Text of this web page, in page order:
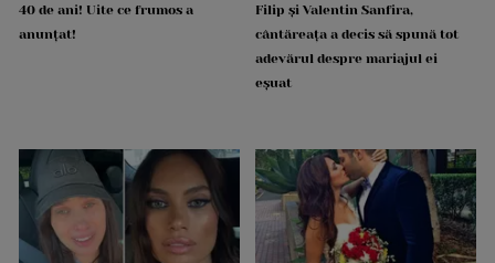
40 de ani! Uite ce frumos a
anunțat!
Filip și Valentin Sanfira,
cântăreața a decis să spună tot
adevărul despre mariajul ei
eșuat